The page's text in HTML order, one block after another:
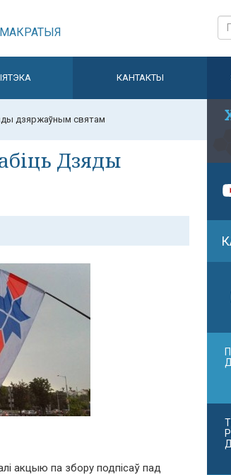
КАНТАКТЫ
дзяржаўным святам
Дзяды
акцыю па збору подпісаў пад